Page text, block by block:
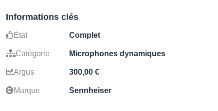
Informations clés
État Complet
Catégorie Microphones dynamiques
Argus 300,00 €
Marque Sennheiser